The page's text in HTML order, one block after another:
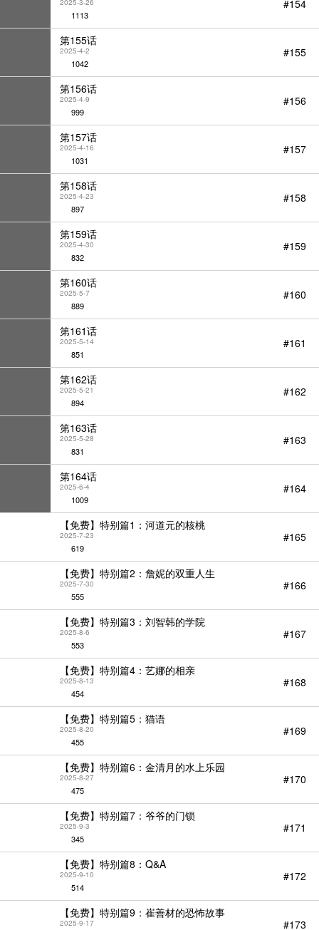
2025-3-26
1113
#154
第155话
2025-4-2
1042
#155
第156话
2025-4-9
999
#156
第157话
2025-4-16
1031
#157
第158话
2025-4-23
897
#158
第159话
2025-4-30
832
#159
第160话
2025-5-7
889
#160
第161话
2025-5-14
851
#161
第162话
2025-5-21
894
#162
第163话
2025-5-28
831
#163
第164话
2025-6-4
1009
#164
【免费】特别篇1：河道元的核桃
2025-7-23
619
#165
【免费】特别篇2：詹妮的双重人生
2025-7-30
555
#166
【免费】特别篇3：刘智韩的学院
2025-8-6
553
#167
【免费】特别篇4：艺娜的相亲
2025-8-13
454
#168
【免费】特别篇5：猫语
2025-8-20
455
#169
【免费】特别篇6：金清月的水上乐园
2025-8-27
475
#170
【免费】特别篇7：爷爷的门锁
2025-9-3
345
#171
【免费】特别篇8：Q&A
2025-9-10
514
#172
【免费】特别篇9：崔善材的恐怖故事
2025-9-17 #173